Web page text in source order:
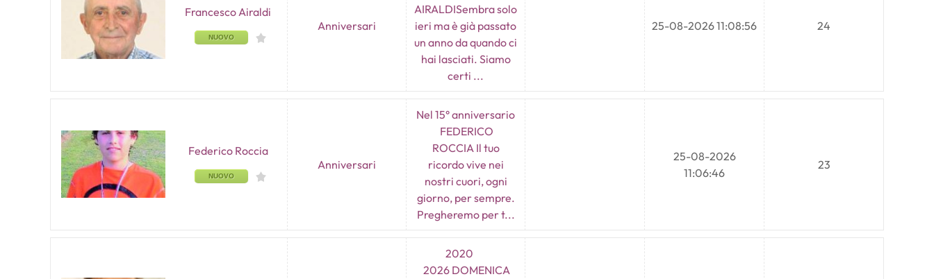
Francesco Airaldi
NUOVO
Anniversari
AIRALDISembra solo
ieri ma è già passato
un anno da quando ci
hai lasciati. Siamo
certi ...
25-08-2026 11:08:56 24
Federico Roccia
NUOVO
Anniversari
Nel 15° anniversario
FEDERICO
ROCCIA Il tuo
ricordo vive nei
nostri cuori, ogni
giorno, per sempre.
Pregheremo per t...
25-08-2026
11:06:46
23
2020
2026 DOMENICA